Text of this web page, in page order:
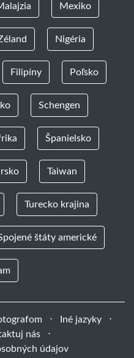
Mexiko
Nigéria
Filipíny Poľsko
Schengen
Španielsko
Taiwan
Turecko krajina
štáty americké
⋅ Iné jazyky
⋅
nás
⋅
údajov